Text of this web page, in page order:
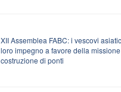
XII Assemblea FABC: i vescovi
loro impegno a favore della
costruzione di ponti